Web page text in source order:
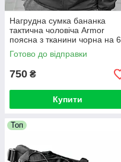
Нагрудна сумка бананка
тактична чоловіча Armor
поясна з тканини чорна на 6
відділень
Готово до відправки
750 ₴
Купити
Топ